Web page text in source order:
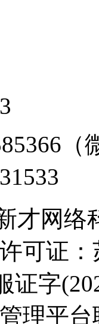
（
才网络
可证
证字
理平